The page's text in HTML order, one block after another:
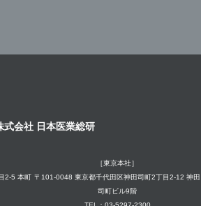
式会社 日本医業総研
2-5 本町
［東京本社］
〒101-0048 東京都千代田区神田司町2丁目2-12 神田
司町ビル9階